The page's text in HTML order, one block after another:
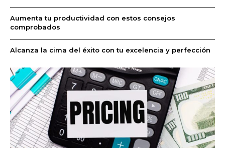
Aumenta tu productividad con estos consejos
comprobados
Alcanza la cima del éxito con tu excelencia y perfección